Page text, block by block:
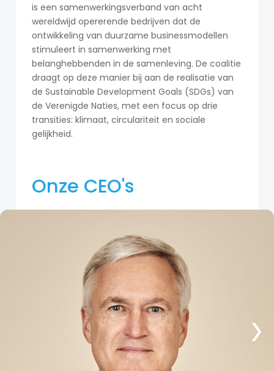
is een samenwerkingsverband van acht
wereldwijd opererende bedrijven dat de
ontwikkeling van duurzame businessmodellen
stimuleert in samenwerking met
belanghebbenden in de samenleving. De coalitie
draagt op deze manier bij aan de realisatie van
de Sustainable Development Goals (SDGs) van
de Verenigde Naties, met een focus op drie
transities: klimaat, circulariteit en sociale
gelijkheid.
Onze CEO's